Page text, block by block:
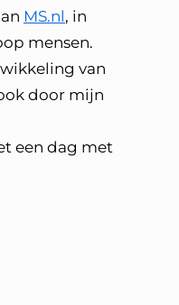
MS.nl, in
mensen.
van
door mijn
een dag met